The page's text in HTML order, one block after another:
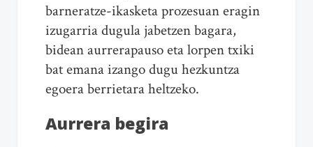
barneratze-ikasketa prozesuan eragin
izugarria dugula jabetzen bagara,
bidean aurrerapauso eta lorpen txiki
bat emana izango dugu hezkuntza
egoera berrietara heltzeko.
Aurrera begira